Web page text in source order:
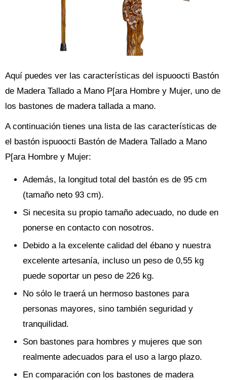
Aquí puedes ver las características del ispuoocti Bastón
de Madera Tallado a Mano P[ara Hombre y Mujer, uno de
los bastones de madera tallada a mano.
A continuación tienes una lista de las características de
el bastón ispuoocti Bastón de Madera Tallado a Mano
P[ara Hombre y Mujer:
Además, la longitud total del bastón es de 95 cm
(tamaño neto 93 cm).
Si necesita su propio tamaño adecuado, no dude en
ponerse en contacto con nosotros.
Debido a la excelente calidad del ébano y nuestra
excelente artesanía, incluso un peso de 0,55 kg
puede soportar un peso de 226 kg.
No sólo le traerá un hermoso bastones para
personas mayores, sino también seguridad y
tranquilidad.
Son bastones para hombres y mujeres que son
realmente adecuados para el uso a largo plazo.
En comparación con los bastones de madera